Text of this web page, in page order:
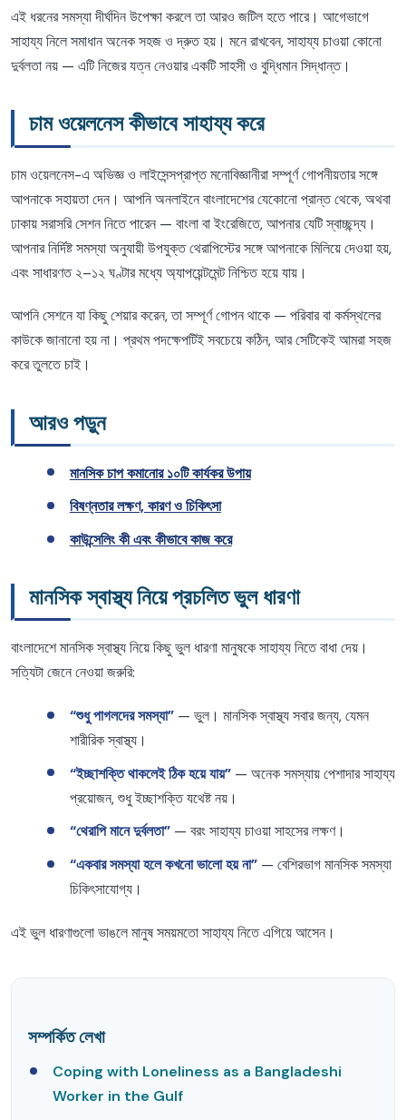
এই ধরনের সমস্যা দীর্ঘদিন উপেক্ষা করলে তা আরও জটিল হতে পারে। আগেভাগে
সাহায্য নিলে সমাধান অনেক সহজ ও দ্রুত হয়। মনে রাখবেন, সাহায্য চাওয়া কোনো
দুর্বলতা নয় — এটি নিজের যত্ন নেওয়ার একটি সাহসী ও বুদ্ধিমান সিদ্ধান্ত।
চাম ওয়েলনেস কীভাবে সাহায্য করে
চাম ওয়েলনেস-এ অভিজ্ঞ ও লাইসেন্সপ্রাপ্ত মনোবিজ্ঞানীরা সম্পূর্ণ গোপনীয়তার সঙ্গে
আপনাকে সহায়তা দেন। আপনি অনলাইনে বাংলাদেশের যেকোনো প্রান্ত থেকে, অথবা
ঢাকায় সরাসরি সেশন নিতে পারেন — বাংলা বা ইংরেজিতে, আপনার যেটি স্বাচ্ছন্দ্য।
আপনার নির্দিষ্ট সমস্যা অনুযায়ী উপযুক্ত থেরাপিস্টের সঙ্গে আপনাকে মিলিয়ে দেওয়া হয়,
এবং সাধারণত ২–১২ ঘণ্টার মধ্যে অ্যাপয়েন্টমেন্ট নিশ্চিত হয়ে যায়।
আপনি সেশনে যা কিছু শেয়ার করেন, তা সম্পূর্ণ গোপন থাকে — পরিবার বা কর্মস্থলের
কাউকে জানানো হয় না। প্রথম পদক্ষেপটিই সবচেয়ে কঠিন, আর সেটিকেই আমরা সহজ
করে তুলতে চাই।
আরও পড়ুন
মানসিক চাপ কমানোর ১০টি কার্যকর উপায়
বিষণ্নতার লক্ষণ, কারণ ও চিকিৎসা
কাউন্সেলিং কী এবং কীভাবে কাজ করে
মানসিক স্বাস্থ্য নিয়ে প্রচলিত ভুল ধারণা
বাংলাদেশে মানসিক স্বাস্থ্য নিয়ে কিছু ভুল ধারণা মানুষকে সাহায্য নিতে বাধা দেয়।
সত্যিটা জেনে নেওয়া জরুরি:
“শুধু পাগলদের সমস্যা”— ভুল। মানসিক স্বাস্থ্য সবার জন্য, যেমন
শারীরিক স্বাস্থ্য।
“ইচ্ছাশক্তি থাকলেই ঠিক হয়ে যায়”— অনেক সমস্যায় পেশাদার সাহায্য
প্রয়োজন, শুধু ইচ্ছাশক্তি যথেষ্ট নয়।
“থেরাপি মানে দুর্বলতা”— বরং সাহায্য চাওয়া সাহসের লক্ষণ।
“একবার সমস্যা হলে কখনো ভালো হয় না”— বেশিরভাগ মানসিক সমস্যা
চিকিৎসাযোগ্য।
এই ভুল ধারণাগুলো ভাঙলে মানুষ সময়মতো সাহায্য নিতে এগিয়ে আসেন।
সম্পর্কিত লেখা
Coping with Loneliness as a Bangladeshi
Worker in the Gulf